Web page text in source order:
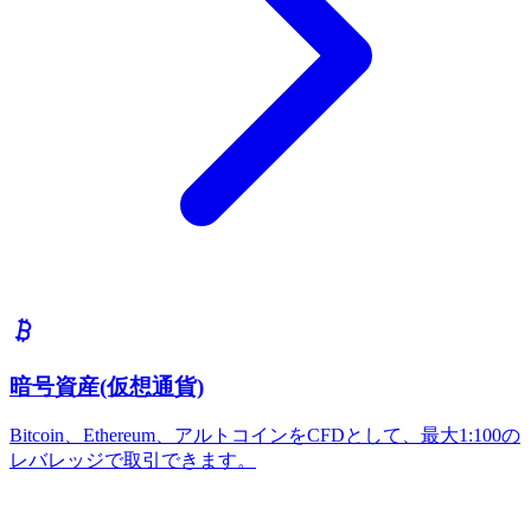
暗号資産(仮想通貨)
Bitcoin、Ethereum、アルトコインをCFDとして、最大1:100の
レバレッジで取引できます。